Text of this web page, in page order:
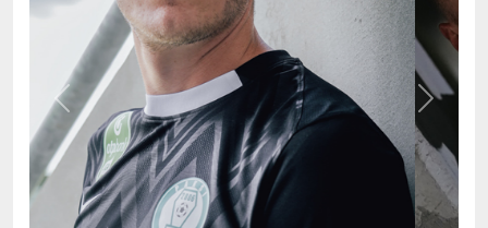
Previous Next